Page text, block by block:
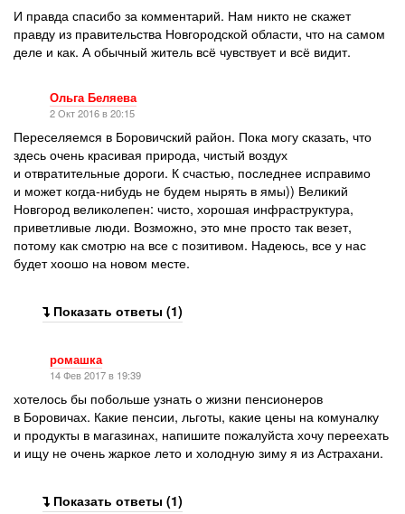
И правда спасибо за комментарий. Нам никто не скажет
правду из правительства Новгородской области, что на самом
деле и как. А обычный житель всё чувствует и всё видит.
Ольга Беляева
2 Окт 2016 в 20:15
Переселяемся в Боровичский район. Пока могу сказать, что
здесь очень красивая природа, чистый воздух
и отвратительные дороги. К счастью, последнее исправимо
и может когда-нибудь не будем нырять в ямы)) Великий
Новгород великолепен: чисто, хорошая инфраструктура,
приветливые люди. Возможно, это мне просто так везет,
потому как смотрю на все с позитивом. Надеюсь, все у нас
будет хоошо на новом месте.
Показать ответы (1)
ромашка
14 Фев 2017 в 19:39
хотелось бы побольше узнать о жизни пенсионеров
в Боровичах. Какие пенсии, льготы, какие цены на комуналку
и продукты в магазинах, напишите пожалуйста хочу переехать
и ищу не очень жаркое лето и холодную зиму я из Астрахани.
Показать ответы (1)